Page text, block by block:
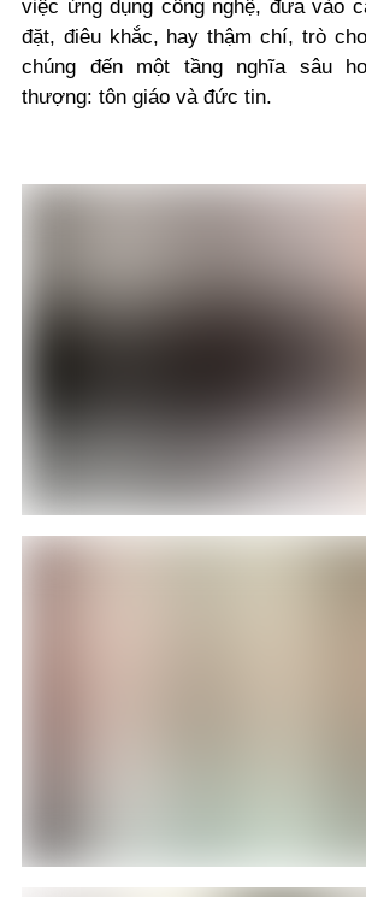
việc ứng dụng công nghệ, đưa vào
đặt, điêu khắc, hay thậm chí, trò
chúng đến một tầng nghĩa sâu
thượng: tôn giáo và đức tin.